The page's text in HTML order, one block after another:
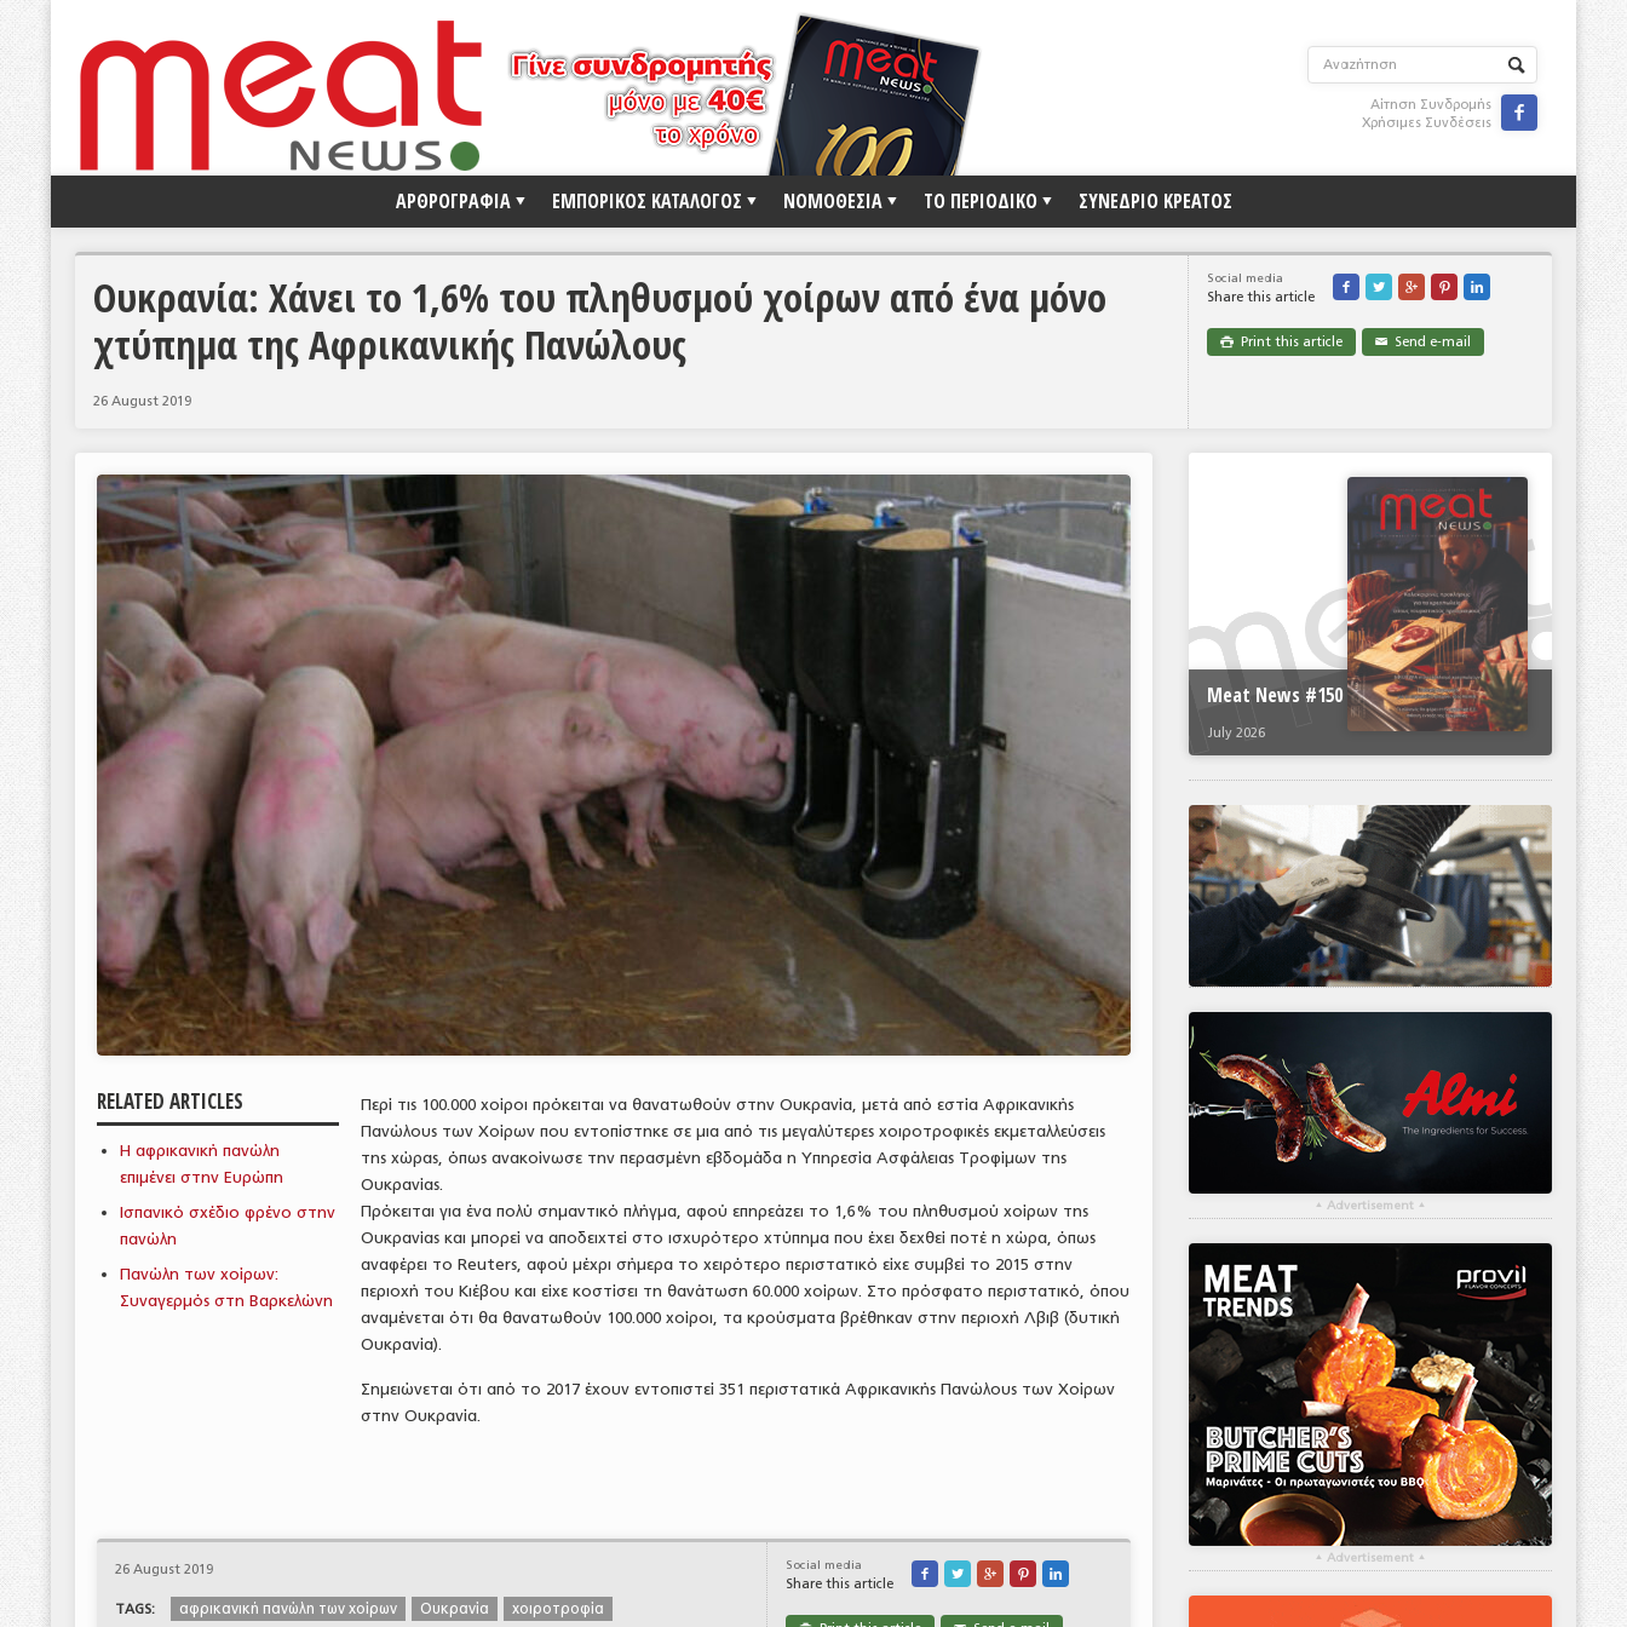
Αίτηση Συνδρομής
Χρήσιμες Συνδέσεις

ΑΡΘΡΟΓΡΑΦΙΑ ΕΜΠΟΡΙΚΟΣ ΚΑΤΑΛΟΓΟΣ ΝΟΜΟΘΕΣΙΑ ΤΟ ΠΕΡΙΟΔΙΚΟ ΣΥΝΕΔΡΙΟ ΚΡΕΑΤΟΣ
Social media
Share this article
    
 Print this article ✉ Send e-mail
Ουκρανία: Χάνει το 1,6% του πληθυσμού χοίρων από ένα μόνο
χτύπημα της Αφρικανικής Πανώλους
26 August 2019
RELATED ARTICLES
Η αφρικανική πανώλη
επιμένει στην Ευρώπη
Ισπανικό σχέδιο φρένο στην
πανώλη
Πανώλη των χοίρων:
Συναγερμός στη Βαρκελώνη
Περί τις 100.000 χοίροι πρόκειται να θανατωθούν στην Ουκρανία, μετά από εστία Αφρικανικής
Πανώλους των Χοίρων που εντοπίστηκε σε μια από τις μεγαλύτερες χοιροτροφικές εκμεταλλεύσεις
της χώρας, όπως ανακοίνωσε την περασμένη εβδομάδα η Υπηρεσία Ασφάλειας Τροφίμων της
Ουκρανίας.
Πρόκειται για ένα πολύ σημαντικό πλήγμα, αφού επηρεάζει το 1,6% του πληθυσμού χοίρων της
Ουκρανίας και μπορεί να αποδειχτεί στο ισχυρότερο χτύπημα που έχει δεχθεί ποτέ η χώρα, όπως
αναφέρει το Reuters, αφού μέχρι σήμερα το χειρότερο περιστατικό είχε συμβεί το 2015 στην
περιοχή του Κιέβου και είχε κοστίσει τη θανάτωση 60.000 χοίρων. Στο πρόσφατο περιστατικό, όπου
αναμένεται ότι θα θανατωθούν 100.000 χοίροι, τα κρούσματα βρέθηκαν στην περιοχή Λβιβ (δυτική
Ουκρανία).
Σημειώνεται ότι από το 2017 έχουν εντοπιστεί 351 περιστατικά Αφρικανικής Πανώλους των Χοίρων
στην Ουκρανία.
Social media
Share this article
    
26 August 2019
TAGS: αφρικανική πανώλη των χοίρων Ουκρανία χοιροτροφία
Meat News #150
July 2026
▴ Advertisement ▴
▴ Advertisement ▴